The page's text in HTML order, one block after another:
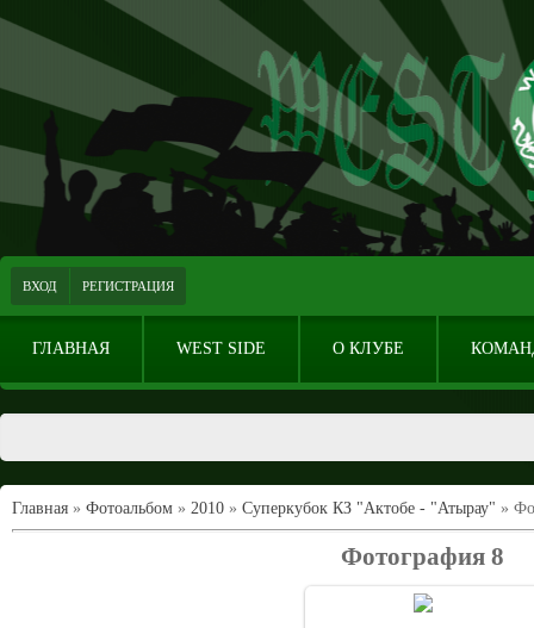
ВХОД РЕГИСТРАЦИЯ
ГЛАВНАЯ WEST SIDE О КЛУБЕ
Главная » Фотоальбом » 2010 » Суперкубок КЗ "Актобе - "Атырау" »
Фотография 8